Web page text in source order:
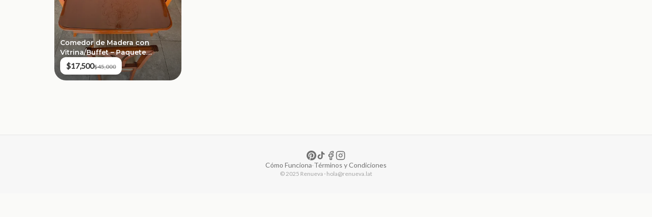
Comedor de Madera con
Vitrina/Buffet – Paquete
Completo
$17,500$45,000
Cómo Funciona·Términos y Condiciones
© 2025 Renueva · hola@renueva.lat